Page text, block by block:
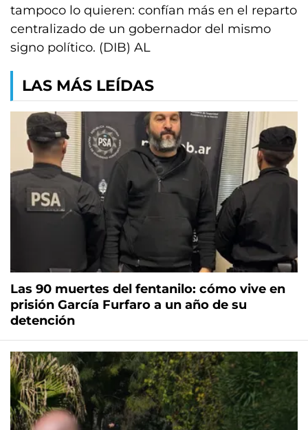
tampoco lo quieren: confían más en el reparto
centralizado de un gobernador del mismo
signo político. (DIB) AL
LAS MÁS LEÍDAS
Las 90 muertes del fentanilo: cómo vive en
prisión García Furfaro a un año de su
detención